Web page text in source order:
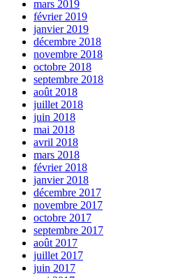
mars 2019
février 2019
janvier 2019
décembre 2018
novembre 2018
octobre 2018
septembre 2018
août 2018
juillet 2018
juin 2018
mai 2018
avril 2018
mars 2018
février 2018
janvier 2018
décembre 2017
novembre 2017
octobre 2017
septembre 2017
août 2017
juillet 2017
juin 2017